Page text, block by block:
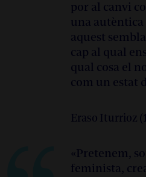
por al canvi
una
aquest
cap al qual
qual cosa el
com un estat
Eraso Iturrioz
«Pretenem,
feminista,
Study on The Plazas of
departament de Visual
Curatorial/Knowledge)
College University of
va formar part de la
Temporal de Eremuak
(juntament
Leon Filter) en el Máster
beca MAEC-AECID de